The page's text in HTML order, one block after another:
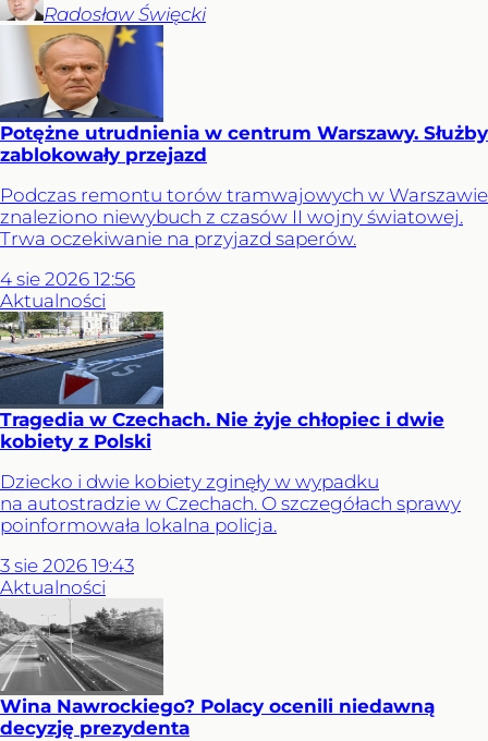
Radosław Święcki
Potężne utrudnienia w centrum Warszawy. Służby
zablokowały przejazd
Podczas remontu torów tramwajowych w Warszawie
znaleziono niewybuch z czasów II wojny światowej.
Trwa oczekiwanie na przyjazd saperów.
4 sie 2026 12:56
Aktualności
Tragedia w Czechach. Nie żyje chłopiec i dwie
kobiety z Polski
Dziecko i dwie kobiety zginęły w wypadku
na autostradzie w Czechach. O szczegółach sprawy
poinformowała lokalna policja.
3 sie 2026 19:43
Aktualności
Wina Nawrockiego? Polacy ocenili niedawną
decyzję prezydenta